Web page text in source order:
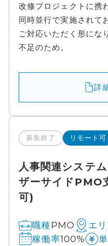
改修プロジェクトに携
同時並行で実施されて
ご対応いただく形にな
不足のため。
詳
募集終了 リモート可
人事関連システ
ザーサイドPMO
可)
職種PMO エ
稼働率100%